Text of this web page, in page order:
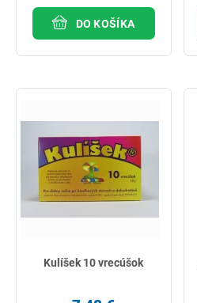
DO KOŠÍKA
Kulíšek 10 vrecúšok